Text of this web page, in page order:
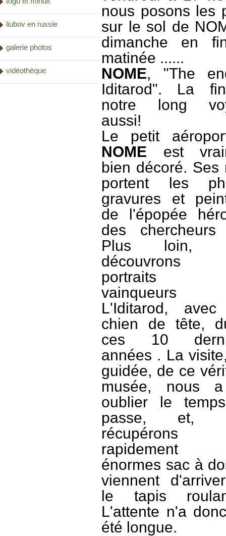
liubov en russie
galerie photos
vidéothèque
nous posons les
sur le sol de
dimanche en
matinée ......
NOME, "The
Iditarod". La
notre long
aussi!
Le petit
NOME est
bien décoré. Ses
portent les
gravures et
de l'épopée
des chercheurs
Plus loin,
découvrons
portraits
L'Iditarod,
chien de tête,
ces 10
années . La
guidée, de ce
musée, nous
oublier le
passe, et,
récupérons
rapidement
énormes sac à
viennent
le tapis
L'attente n'a
été longue.